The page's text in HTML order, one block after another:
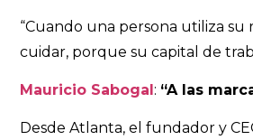
“Cuando una persona utiliza
cuidar, porque su capital de
Mauricio Sabogal: “A las
Desde Atlanta, el fundador y